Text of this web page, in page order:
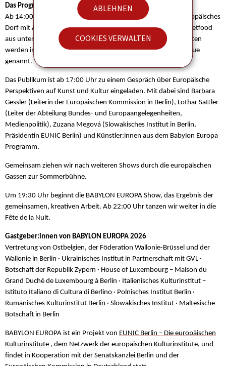
ABLEHNEN
COOKIES VERWALTEN
Das Programm am 21. Juni
Ab 14:00 Uhr entsteht auf dem Gelände der ufaFabrik ein europäisches
Dorf mit Auftritten, Begegnungen, offenen Formaten und Streetfood
aus unterschiedlichen Ecken Europas. Die genauen Auftrittszeiten
werden in Kürze hier und auf der Website der Fête de la Musique
genannt.
Das Publikum ist ab 17:00 Uhr zu einem Gespräch über Europäische
Perspektiven auf Kunst und Kultur eingeladen. Mit dabei sind Barbara
Gessler (Leiterin der Europäischen Kommission in Berlin), Lothar Sattler
(Leiter der Abteilung Bundes- und Europaangelegenheiten,
Medienpolitik), Zuzana Megová (Slowakisches Institut in Berlin,
Präsidentin EUNIC Berlin) und Künstler:innen aus dem Babylon Europa
Programm.
Gemeinsam ziehen wir nach weiteren Shows durch die europäischen
Gassen zur Sommerbühne.
Um 19:30 Uhr beginnt die BABYLON EUROPA Show, das Ergebnis der
gemeinsamen, kreativen Arbeit. Ab 22:00 Uhr tanzen wir weiter in die
Fête de la Nuit.
Gastgeber:innen von BABYLON EUROPA 2026
Vertretung von Ostbelgien, der Föderation Wallonie-Brüssel und der
Wallonie in Berlin · Ukrainisches Institut in Partnerschaft mit GVL ·
Botschaft der Republik Zypern · House of Luxembourg – Maison du
Grand Duché de Luxembourg à Berlin · Italienisches Kulturinstitut –
Istituto Italiano di Cultura di Berlino · Polnisches Institut Berlin ·
Rumänisches Kulturinstitut Berlin · Slowakisches Institut · Maltesische
Botschaft in Berlin
BABYLON EUROPA ist ein Projekt von EUNIC Berlin – Die europäischen
Kulturinstitute , dem Netzwerk der europäischen Kulturinstitute, und
findet in Kooperation mit der Senatskanzlei Berlin und der